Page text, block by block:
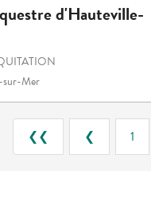
d'Hauteville-
sur-Mer
❮❮ ❮ 1